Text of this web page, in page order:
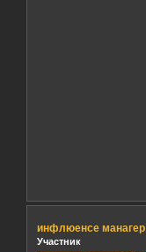
инфлюенсе манагер
Участник